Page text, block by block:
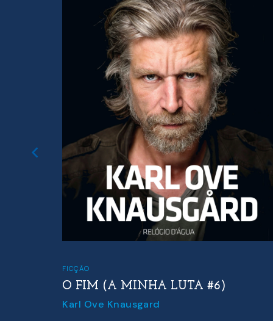
FICÇÃO
A RONDA DA NOITE
Agustina Bessa-Luís